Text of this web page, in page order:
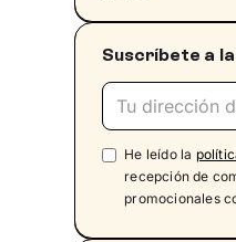
Etapas del
Acción,
Traiciones,
¿Una
Cómo pasar
Suscríbete a
He leído la
recepción de
promocionales